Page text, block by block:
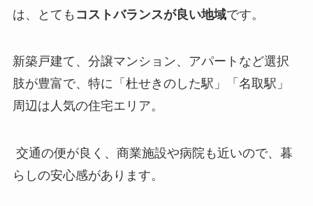
は、とても コストバランスが良い地域です。
新築戸建て、分譲マンション、アパートなど選択
肢が豊富で、特に「杜せきのした駅」「名取駅」
周辺は人気の住宅エリア。
交通の便が良く、商業施設や病院も近いので、暮
らしの安心感があります。